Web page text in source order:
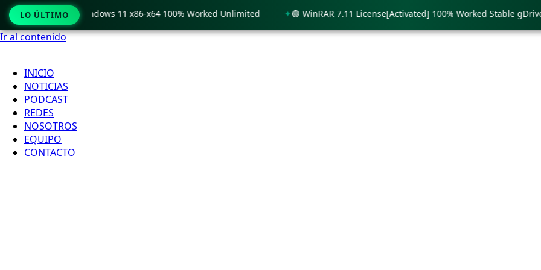
Ir al contenido
INICIO
NOTICIAS
PODCAST
REDES
NOSOTROS
EQUIPO
CONTACTO
LO ÚLTIMO
Crack only Windows 11 x86-x64 100% Worked Unlimited 🟢 WinRAR 7.11 License[Activated] 100% Worked Stable gDrive